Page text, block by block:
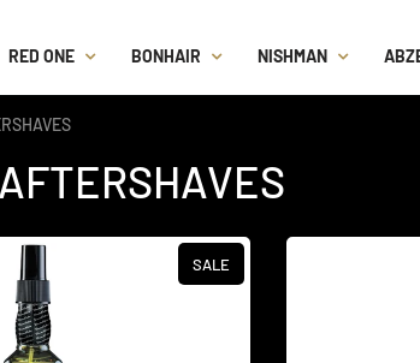
RED ONE BONHAIR NISHMAN
SALE